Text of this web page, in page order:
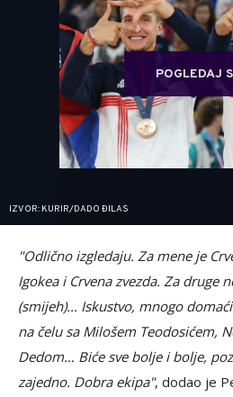
POGLEDAJ
IZVOR: KURIR/DADO ĐILAS
"Odlično izgledaju. Za mene je
Igokea i Crvena zvezda. Za druge
(smijeh)... Iskustvo, mnogo
na čelu sa Milošem Teodosićem,
Dedom… Biće sve bolje i bolje,
zajedno. Dobra ekipa", dodao je